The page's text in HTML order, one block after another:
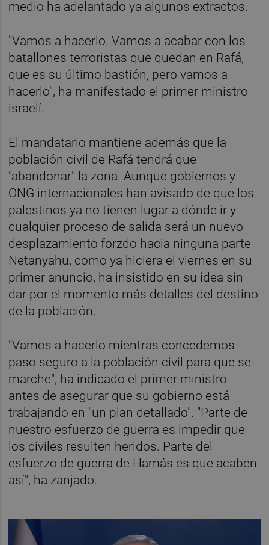
medio ha adelantado ya algunos extractos.
"Vamos a hacerlo. Vamos a acabar con los
batallones terroristas que quedan en Rafá,
que es su último bastión, pero vamos a
hacerlo", ha manifestado el primer ministro
israelí.
El mandatario mantiene además que la
población civil de Rafá tendrá que
"abandonar" la zona. Aunque gobiernos y
ONG internacionales han avisado de que los
palestinos ya no tienen lugar a dónde ir y
cualquier proceso de salida será un nuevo
desplazamiento forzdo hacia ninguna parte
Netanyahu, como ya hiciera el viernes en su
primer anuncio, ha insistido en su idea sin
dar por el momento más detalles del destino
de la población.
"Vamos a hacerlo mientras concedemos
paso seguro a la población civil para que se
marche", ha indicado el primer ministro
antes de asegurar que su gobierno está
trabajando en "un plan detallado". "Parte de
nuestro esfuerzo de guerra es impedir que
los civiles resulten heridos. Parte del
esfuerzo de guerra de Hamás es que acaben
así", ha zanjado.